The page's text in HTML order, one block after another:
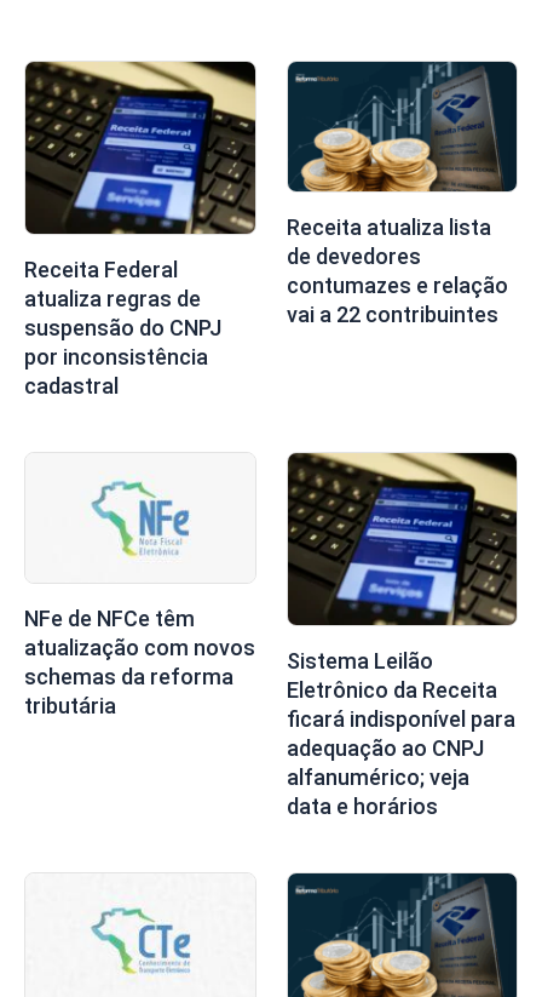
Receita Federal
atualiza regras de
suspensão do CNPJ
por inconsistência
cadastral
Receita atualiza lista
de devedores
contumazes e relação
vai a 22 contribuintes
NFe de NFCe têm
atualização com novos
schemas da reforma
tributária
Sistema Leilão
Eletrônico da Receita
ficará indisponível para
adequação ao CNPJ
alfanumérico; veja
data e horários